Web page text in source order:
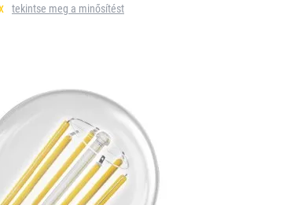
tekintse meg a minősítést